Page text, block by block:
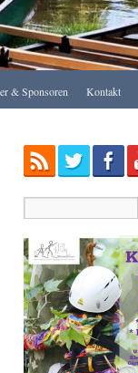
& Sponsoren Kontakt